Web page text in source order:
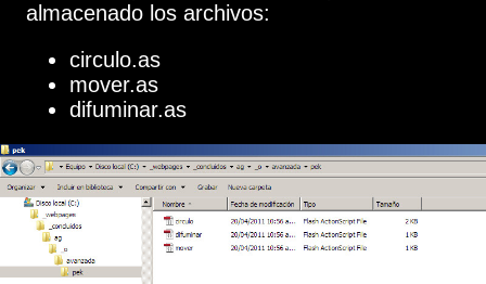
almacenado los archivos:
circulo.as
mover.as
difuminar.as